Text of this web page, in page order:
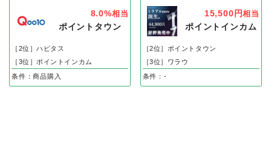
8.0%相当
ポイントタウン
［2位］ハピタス
［3位］ポイントインカム
条件：商品購入
15,500円相当
ポイントインカム
［2位］ポイントタウン
［3位］ワラウ
条件：-